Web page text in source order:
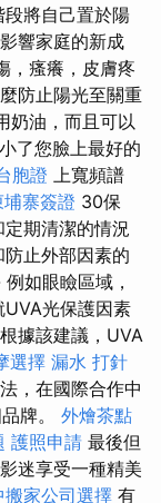
將自己置於陽
響家庭的新成
，瘙癢，皮膚疼
防止陽光至關重
奶油，而且可以
了您臉上最好的
胞證 上寬頻譜
埔寨簽證 30保
期清潔的情況
止外部因素的
如眼瞼區域，
光保護因素
據該建議，UVA
選擇 漏水 打針
，在國際合作中
牌。 外燴茶點
護照申請 最後但
迷享受一種精美
搬家公司選擇 有